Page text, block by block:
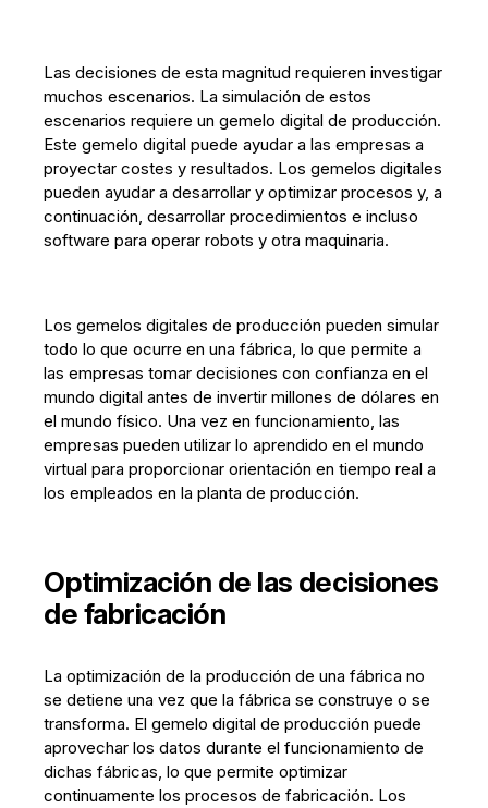
Las decisiones de esta magnitud requieren investigar
muchos escenarios. La simulación de estos
escenarios requiere un gemelo digital de producción.
Este gemelo digital puede ayudar a las empresas a
proyectar costes y resultados. Los gemelos digitales
pueden ayudar a desarrollar y optimizar procesos y, a
continuación, desarrollar procedimientos e incluso
software para operar robots y otra maquinaria.
Los gemelos digitales de producción pueden simular
todo lo que ocurre en una fábrica, lo que permite a
las empresas tomar decisiones con confianza en el
mundo digital antes de invertir millones de dólares en
el mundo físico. Una vez en funcionamiento, las
empresas pueden utilizar lo aprendido en el mundo
virtual para proporcionar orientación en tiempo real a
los empleados en la planta de producción.
Optimización de las decisiones
de fabricación
La optimización de la producción de una fábrica no
se detiene una vez que la fábrica se construye o se
transforma. El gemelo digital de producción puede
aprovechar los datos durante el funcionamiento de
dichas fábricas, lo que permite optimizar
continuamente los procesos de fabricación. Los